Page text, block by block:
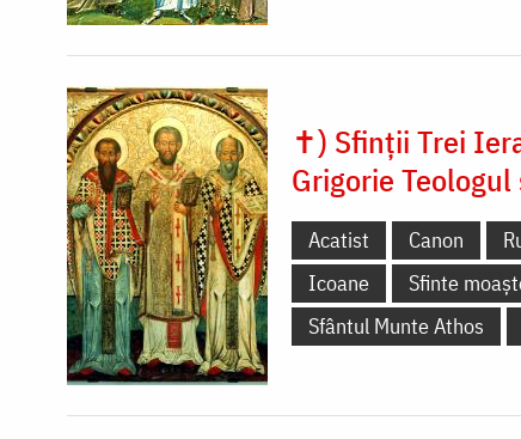
✝) Sfinții Trei
Grigorie
Acatist Canon
Icoane
Sfinte
Sfântul Munte Athos